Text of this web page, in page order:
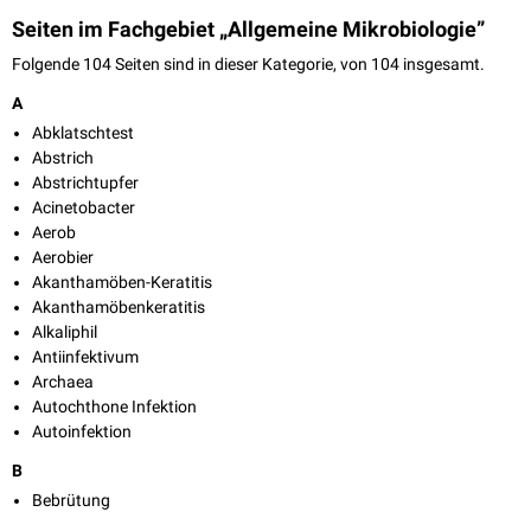
Seiten im Fachgebiet „Allgemeine Mikrobiologie”
Folgende 104 Seiten sind in dieser Kategorie, von 104 insgesamt.
A
Abklatschtest
Abstrich
Abstrichtupfer
Acinetobacter
Aerob
Aerobier
Akanthamöben-Keratitis
Akanthamöbenkeratitis
Alkaliphil
Antiinfektivum
Archaea
Autochthone Infektion
Autoinfektion
B
Bebrütung